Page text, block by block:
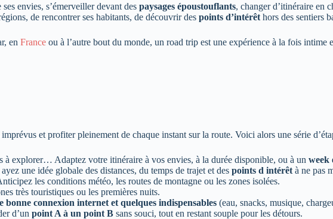
envies, s’émerveiller devant des paysages époustouflants, changer d’itinéraire en
de rencontrer ses habitants, de découvrir des points d’intérêt hors des sentiers
en France ou à l’autre bout du monde, un road trip est une expérience à la fois intime
et profiter pleinement de chaque instant sur la route. Voici alors une série
à explorer… Adaptez votre itinéraire à vos envies, à la durée disponible, ou à un week
une idée globale des distances, du temps de trajet et des points d intérêt à ne pas
les conditions météo, les routes de montagne ou les zones isolées.
très touristiques ou les premières nuits.
bonne connexion internet et quelques indispensables (eau, snacks, musique,
d’un point A à un point B sans souci, tout en restant souple pour les détours.